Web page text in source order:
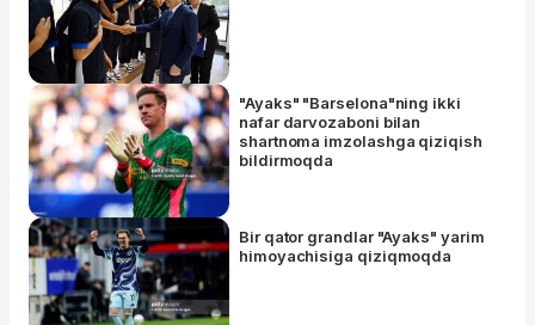
"Ayaks" "Barselona"ning ikki
nafar darvozaboni bilan
shartnoma imzolashga qiziqish
bildirmoqda
Bir qator grandlar "Ayaks" yarim
himoyachisiga qiziqmoqda